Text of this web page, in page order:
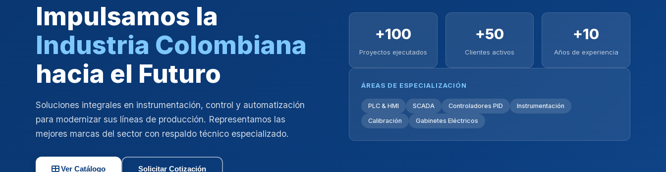
Impulsamos la
Industria Colombiana
hacia el Futuro
Soluciones integrales en instrumentación, control y automatización
para modernizar sus líneas de producción. Representamos las
mejores marcas del sector con respaldo técnico especializado.
Ver Catálogo Solicitar Cotización
+100
Proyectos ejecutados
+50
Clientes activos
+10
Años de experiencia
ÁREAS DE ESPECIALIZACIÓN
PLC & HMI SCADA Controladores PID
Instrumentación
Calibración
Gabinetes Eléctricos